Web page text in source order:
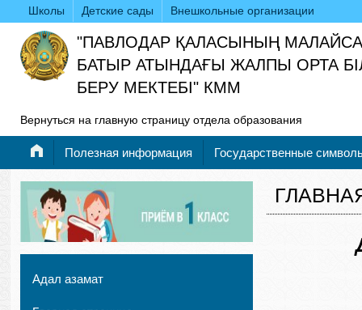
Школы Детские сады Внешкольные организации
"ПАВЛОДАР ҚАЛАСЫНЫҢ
БАТЫР АТЫНДАҒЫ ЖАЛПЫ ОРТА
БЕРУ МЕКТЕБІ" КММ
Вернуться на главную страницу отдела образования
Полезная информация Государственные
Адал азамат